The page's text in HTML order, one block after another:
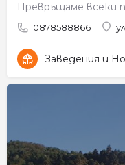
Превръщаме всеки
0878588866
Заведения и